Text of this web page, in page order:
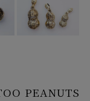
PEANUTS